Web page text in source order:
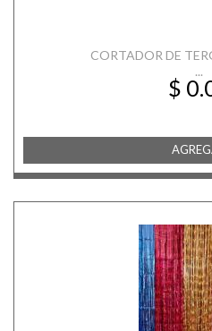
CORTADOR DE
...
$